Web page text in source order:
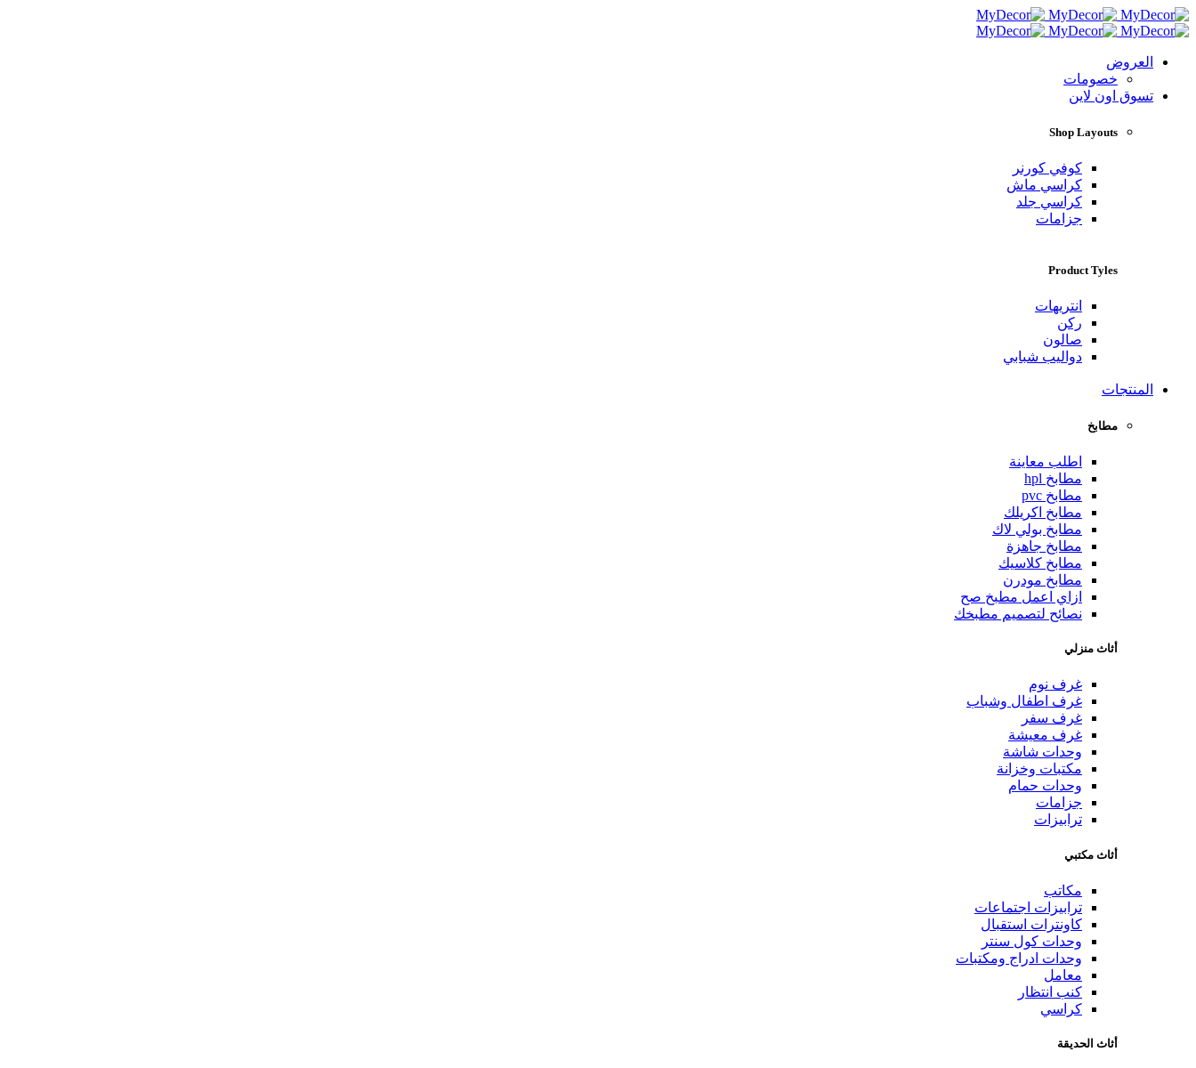
العروض
خصومات
تسوق اون لاين
Shop Layouts
كوفي كورنر
كراسي ماش
كراسي جلد
جزامات
Product Tyles
انتريهات
ركن
صالون
دواليب شبابي
المنتجات
مطابخ
اطلب معاينة
مطابخ hpl
مطابخ pvc
مطابخ اكريلك
مطابخ بولي لاك
مطابخ جاهزة
مطابخ كلاسيك
مطابخ مودرن
ازاي اعمل مطبخ صح
نصائح لتصميم مطبخك
أثاث منزلي
غرف نوم
غرف اطفال وشباب
غرف سفر
غرف معيشة
وحدات شاشة
مكتبات وخزانة
وحدات حمام
جزامات
ترابيزات
أثاث مكتبي
مكاتب
ترابيزات اجتماعات
كاونترات استقبال
وحدات كول سنتر
وحدات ادراج ومكتبات
معامل
كنب انتظار
كراسي
أثاث الحديقة